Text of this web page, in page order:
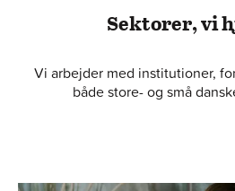
Sektorer, vi
Vi arbejder med institutioner,
både store- og små